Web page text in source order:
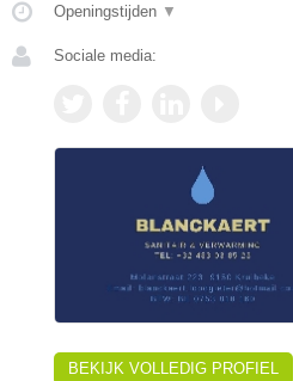
Openingstijden ▼
Sociale media:
BEKIJK VOLLEDIG PROFIEL